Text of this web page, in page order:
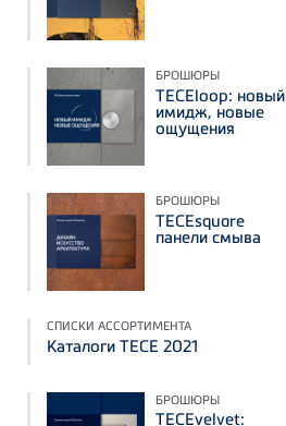
БРОШЮРЫ
TECEloop: новый
имидж, новые
ощущения
БРОШЮРЫ
TECEsquare
панели смыва
СПИСКИ АССОРТИМЕНТА
Каталоги TECE 2021
БРОШЮРЫ
TECEvelvet: